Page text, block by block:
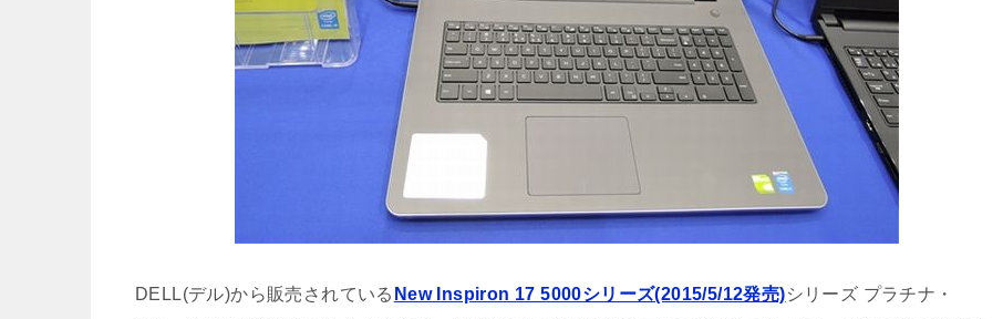
DELL(デル)から販売されている New Inspiron 17 5000シリーズ(2015/5/12発売)シリーズ プラチナ・